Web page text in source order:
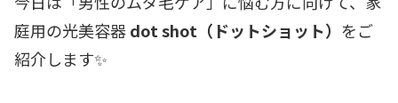
庭用の光美容器dot shot（ドットショット） をご
紹介します✨